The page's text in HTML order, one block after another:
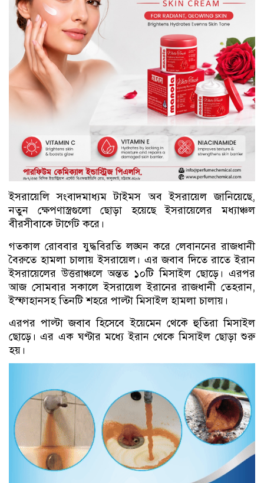
ইসরায়েলি সংবাদমাধ্যম টাইমস অব ইসরায়েল জানিয়েছে,
নতুন ক্ষেপণাস্ত্রগুলো ছোড়া হয়েছে ইসরায়েলের মধ্যাঞ্চল
বীরসীবাকে টার্গেট করে।
গতকাল রোববার যুদ্ধবিরতি লঙ্ঘন করে লেবাননের রাজধানী
বৈরুতে হামলা চালায় ইসরায়েল। এর জবাব দিতে রাতে ইরান
ইসরায়েলের উত্তরাঞ্চলে অন্তত ১০টি মিসাইল ছোড়ে। এরপর
আজ সোমবার সকালে ইসরায়েল ইরানের রাজধানী তেহরান,
ইস্ফাহানসহ তিনটি শহরে পাল্টা মিসাইল হামলা চালায়।
এরপর পাল্টা জবাব হিসেবে ইয়েমেন থেকে হুতিরা মিসাইল
ছোড়ে। এর এক ঘণ্টার মধ্যে ইরান থেকে মিসাইল ছোড়া শুরু
হয়।